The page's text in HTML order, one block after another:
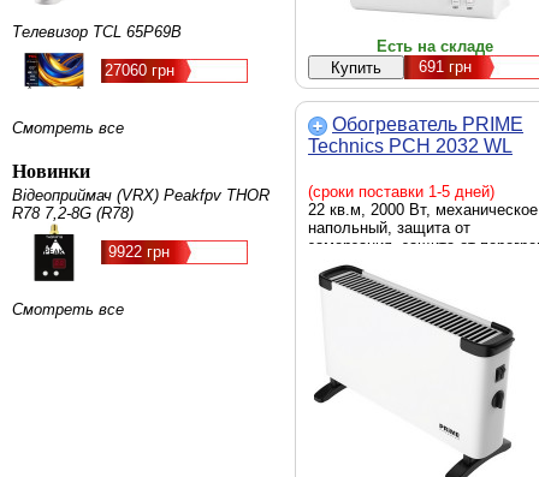
Телевизор TCL 65P69B
27060 грн
Смотреть все
Новинки
Відеоприймач (VRX) Peakfpv THOR
R78 7,2-8G (R78)
9922 грн
Смотреть все
Есть на складе
691грн
Обогреватель PRIME
Technics PCH 2032 WL
(сроки поставки 1-5 дней)
22 кв.м, 2000 Вт,
напольный, защита от
замерзания, защита от
термостат, световой индикатор
работы, 1.75 кг, белый,